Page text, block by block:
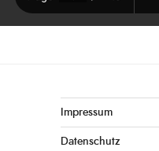
Impressum
Datenschutz